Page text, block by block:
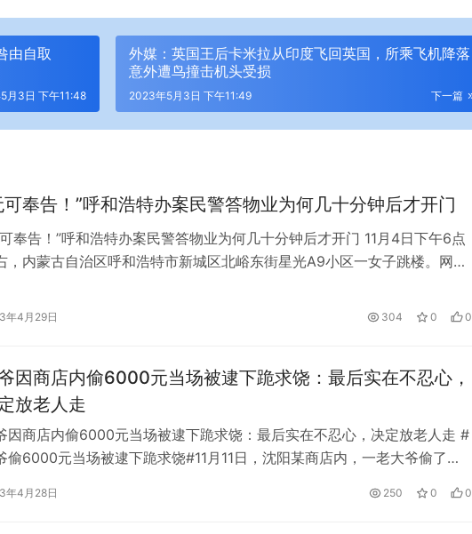
由自取
月3日 下午11:48
外媒：英国王后卡米拉从印度飞回英国，所乘飞机降落
意外遭鸟撞击机头受损
下一篇
2023年5月3日 下午11:49
可奉告！”呼和浩特办案民警答物业为何几十分钟后才开门
奉告！”呼和浩特办案民警答物业为何几十分钟后才开门 11月4日下午6点
，内蒙古自治区呼和浩特市新城区北峪东街星光A9小区一女子跳楼。网上
女隔成阴阳。 “快点，你赶紧打开单元门，打开单元门！请快开门！”11月4
年4月29日 304 0 0
因商店内偷6000元当场被逮下跪求饶：最后实在不忍心，
放老人走
因商店内偷6000元当场被逮下跪求饶：最后实在不忍心，决定放老人走 #
偷6000元当场被逮下跪求饶#11月11日，沈阳某商店内，一老大爷偷了一
我给你跪下！”本来店主是想报警的，但是看到老人跪下来，他就心软了。
年4月28日 250 0 0